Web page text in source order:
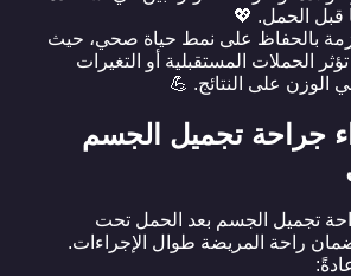
الحمل. 💖
بالحفاظ على نمط حياة صحي، حيث
الحملات المستقبلية أو التغيرات
الوزن على النتائج. 💪
جراحة تجميل الجسم
تجميل الجسم بعد الحمل تحت
لضمان راحة المريضة طوال الإجراءات.